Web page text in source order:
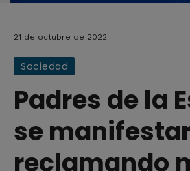
21 de octubre de 2022
Sociedad
Padres de la
se
reclamando